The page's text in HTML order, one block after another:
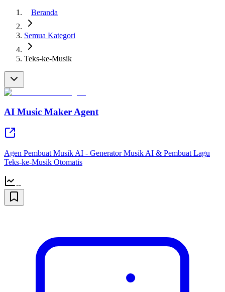
Beranda
Semua Kategori
Teks-ke-Musik
AI Music Maker Agent
Agen Pembuat Musik AI - Generator Musik AI & Pembuat Lagu
Teks-ke-Musik Otomatis
--